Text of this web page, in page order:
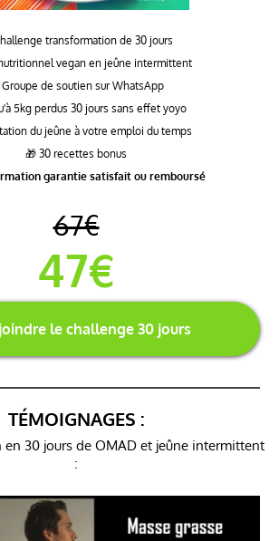
transformation de 30 jours
vegan en jeûne intermittent
Groupe de soutien sur WhatsApp
5kg perdus 30 jours sans effet yoyo
du jeûne à votre emploi du temps
🎁 30 recettes bonus
garantie satisfait ou remboursé
67€
47€
le challenge 30 jours
TÉMOIGNAGES :
30 jours de OMAD et jeûne intermittent
: